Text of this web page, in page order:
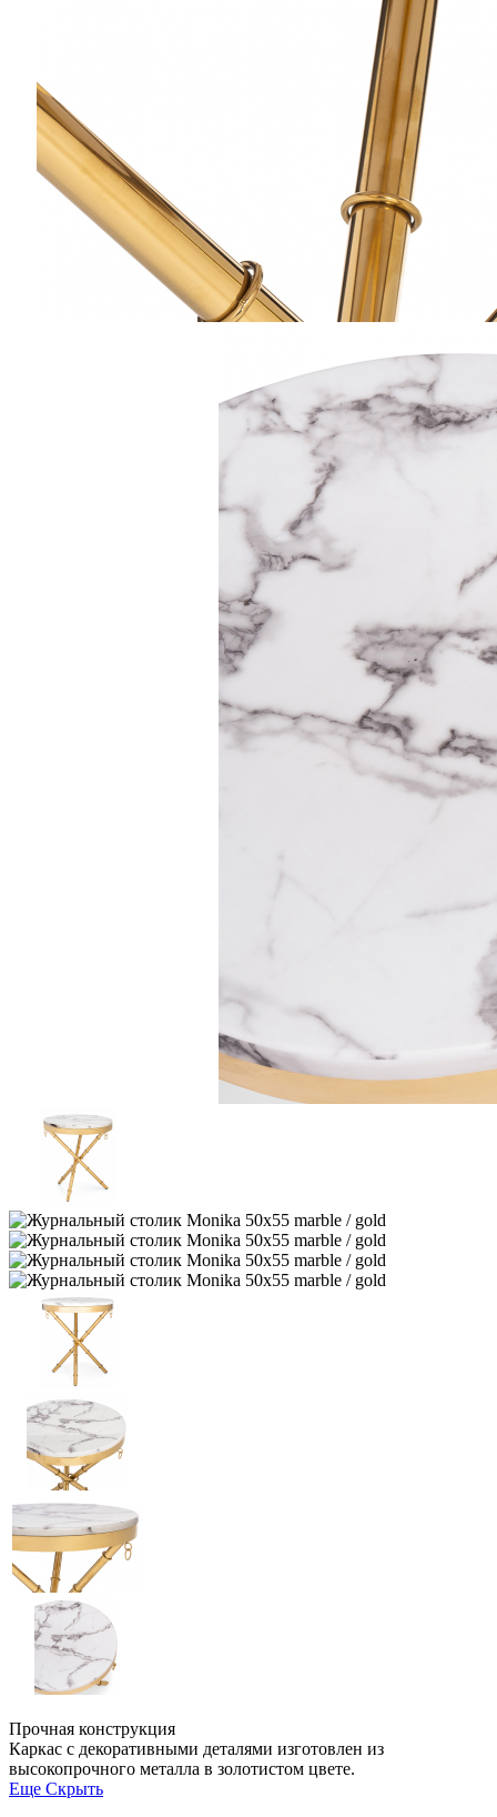
Прочная конструкция
Каркас с декоративными деталями изготовлен из
высокопрочного металла в золотистом цвете.
Еще Скрыть